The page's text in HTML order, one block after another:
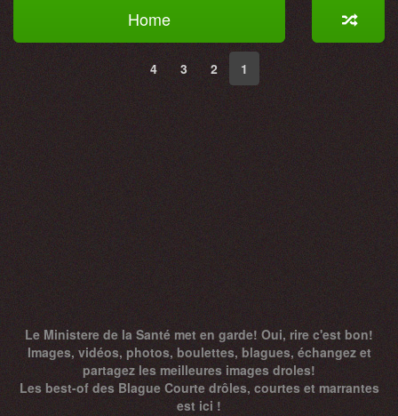
Home
4 3 2 1
Le Ministere de la Santé met en garde! Oui, rire c'est bon!
Images, vidéos, photos, boulettes, blagues, échangez et
partagez les meilleures images droles!
Les best-of des Blague Courte drôles, courtes et marrantes
est ici !